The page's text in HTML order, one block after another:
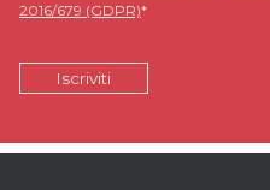
2016/679 (GDPR)*